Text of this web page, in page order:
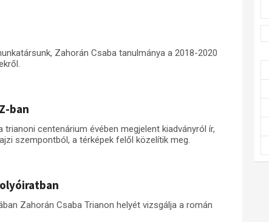
Zahorán Csaba tanulmánya a 2018-2020
ban
centenárium évében megjelent kiadványról ír,
szempontból, a térképek felől közelítik meg.
Zahorán Csaba Trianon helyét vizsgálja a román